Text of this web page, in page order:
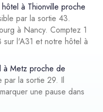
hôtel à Thionville proche
par la sortie 43.
à Nancy. Comptez 1
l'A31 et notre hôtel à
à Metz proche de
par la sortie 29. Il
une pause dans